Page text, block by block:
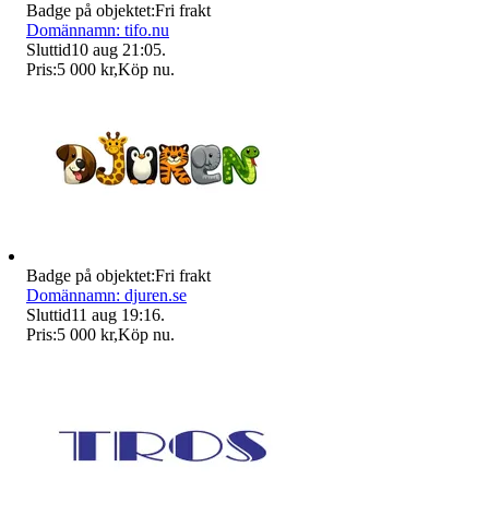
Badge på objektet:Fri frakt
Domännamn: tifo.nu
Sluttid10 aug 21:05.
Pris:5 000 kr,Köp nu.
Badge på objektet:Fri frakt
Domännamn: djuren.se
Sluttid11 aug 19:16.
Pris:5 000 kr,Köp nu.